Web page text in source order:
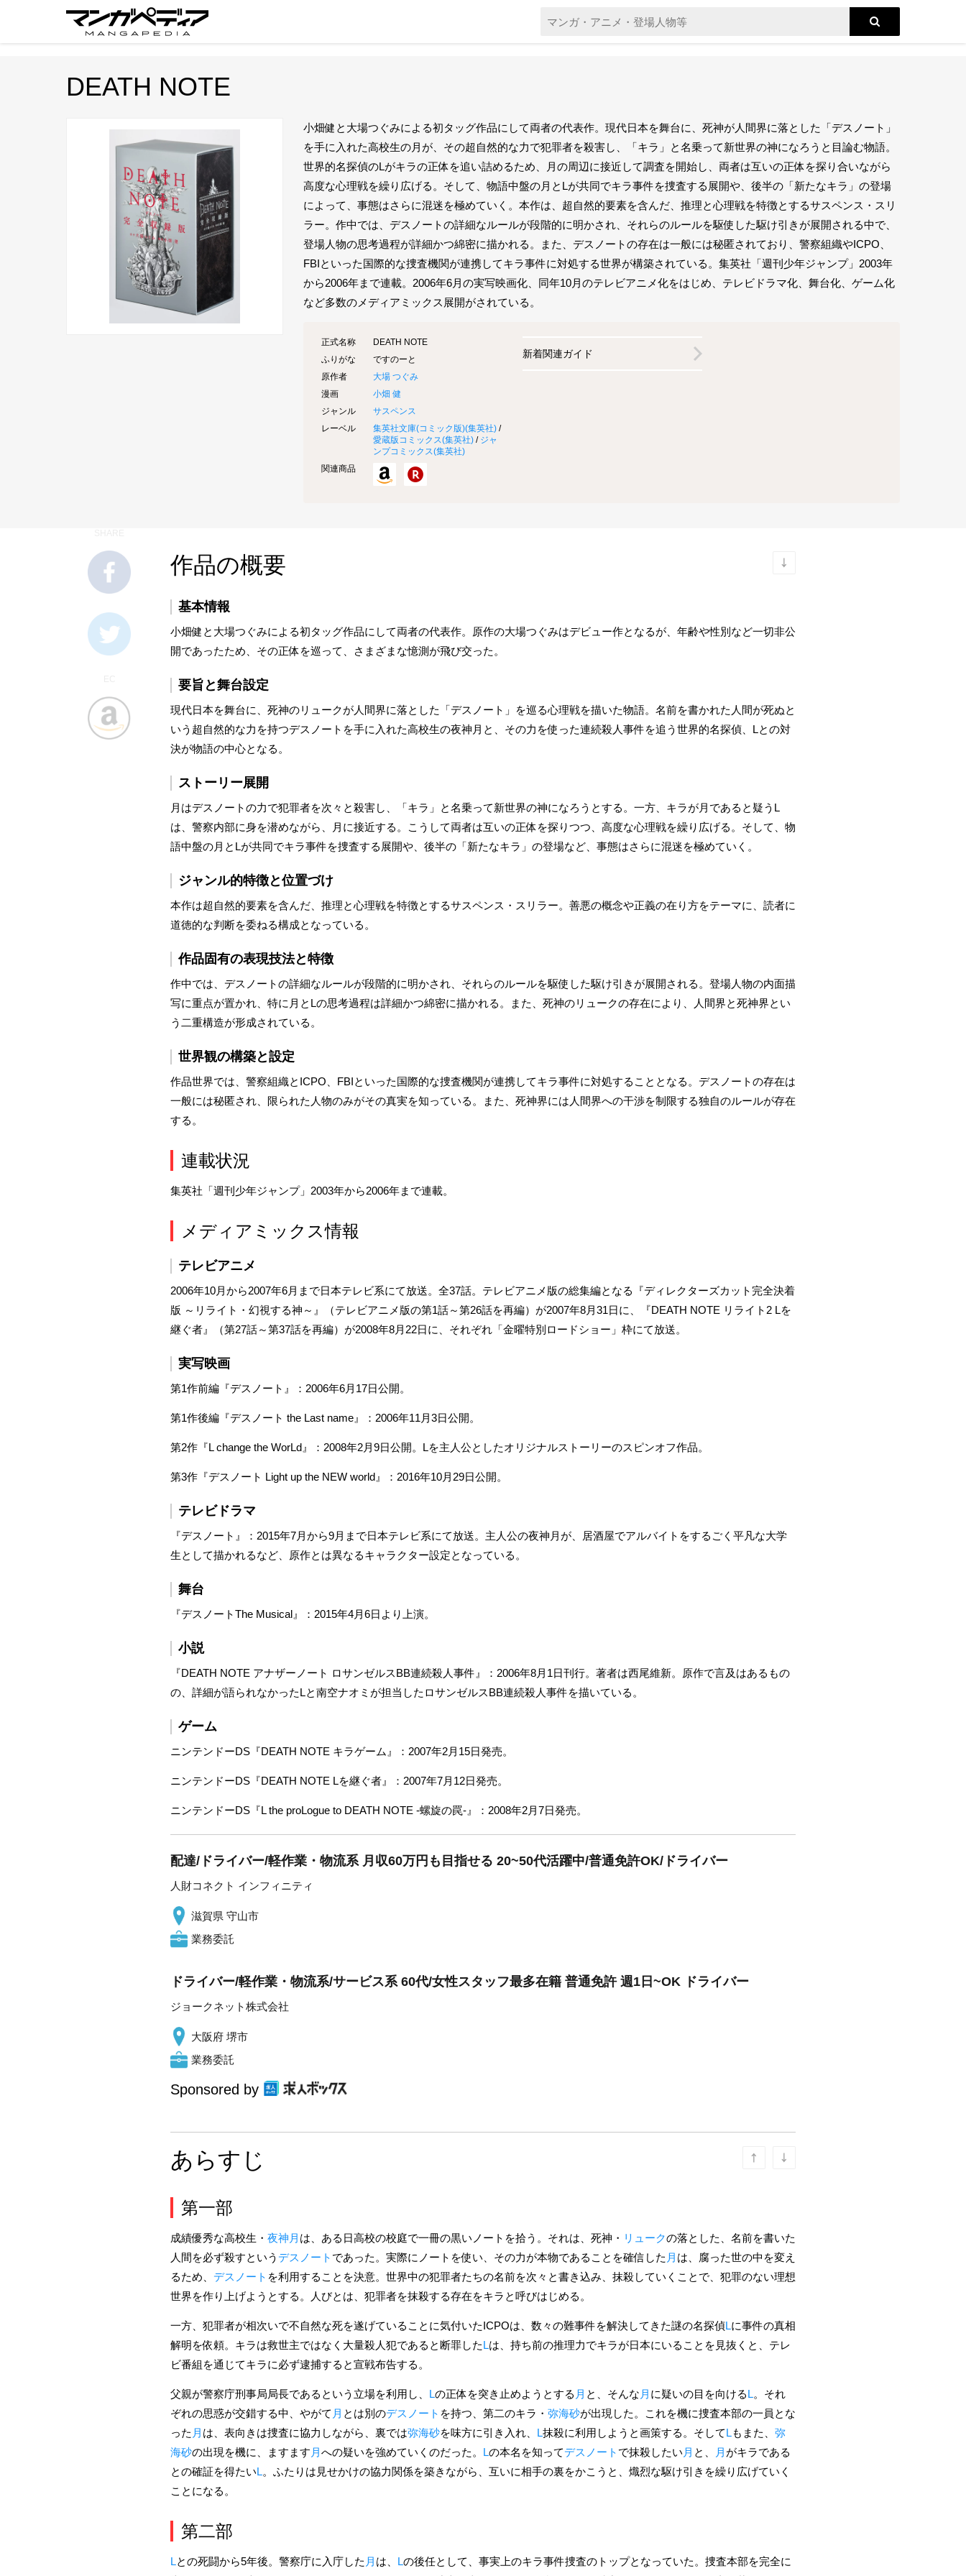
DEATH NOTE
小畑健と大場つぐみによる初タッグ作品にして両者の代表作。現代日本を舞台に、死神が人間界に落とした「デスノート」
を手に入れた高校生の月が、その超自然的な力で犯罪者を殺害し、「キラ」と名乗って新世界の神になろうと目論む物語。
世界的名探偵のLがキラの正体を追い詰めるため、月の周辺に接近して調査を開始し、両者は互いの正体を探り合いながら
高度な心理戦を繰り広げる。そして、物語中盤の月とLが共同でキラ事件を捜査する展開や、後半の「新たなキラ」の登場
によって、事態はさらに混迷を極めていく。本作は、超自然的要素を含んだ、推理と心理戦を特徴とするサスペンス・スリ
ラー。作中では、デスノートの詳細なルールが段階的に明かされ、それらのルールを駆使した駆け引きが展開される中で、
登場人物の思考過程が詳細かつ綿密に描かれる。また、デスノートの存在は一般には秘匿されており、警察組織やICPO、
FBIといった国際的な捜査機関が連携してキラ事件に対処する世界が構築されている。集英社「週刊少年ジャンプ」2003年
から2006年まで連載。2006年6月の実写映画化、同年10月のテレビアニメ化をはじめ、テレビドラマ化、舞台化、ゲーム化
など多数のメディアミックス展開がされている。
正式名称
DEATH NOTE
ふりがな
ですのーと
原作者
大場 つぐみ
漫画
小畑 健
ジャンル
サスペンス
レーベル
集英社文庫(コミック版)(集英社) /
愛蔵版コミックス(集英社) / ジャ
ンプコミックス(集英社)
関連商品
新着関連ガイド
作品の概要
基本情報
小畑健と大場つぐみによる初タッグ作品にして両者の代表作。原作の大場つぐみはデビュー作となるが、年齢や性別など一切非公
開であったため、その正体を巡って、さまざまな憶測が飛び交った。
要旨と舞台設定
現代日本を舞台に、死神のリュークが人間界に落とした「デスノート」を巡る心理戦を描いた物語。名前を書かれた人間が死ぬと
いう超自然的な力を持つデスノートを手に入れた高校生の夜神月と、その力を使った連続殺人事件を追う世界的名探偵、Lとの対
決が物語の中心となる。
ストーリー展開
月はデスノートの力で犯罪者を次々と殺害し、「キラ」と名乗って新世界の神になろうとする。一方、キラが月であると疑うL
は、警察内部に身を潜めながら、月に接近する。こうして両者は互いの正体を探りつつ、高度な心理戦を繰り広げる。そして、物
語中盤の月とLが共同でキラ事件を捜査する展開や、後半の「新たなキラ」の登場など、事態はさらに混迷を極めていく。
ジャンル的特徴と位置づけ
本作は超自然的要素を含んだ、推理と心理戦を特徴とするサスペンス・スリラー。善悪の概念や正義の在り方をテーマに、読者に
道徳的な判断を委ねる構成となっている。
作品固有の表現技法と特徴
作中では、デスノートの詳細なルールが段階的に明かされ、それらのルールを駆使した駆け引きが展開される。登場人物の内面描
写に重点が置かれ、特に月とLの思考過程は詳細かつ綿密に描かれる。また、死神のリュークの存在により、人間界と死神界とい
う二重構造が形成されている。
世界観の構築と設定
作品世界では、警察組織とICPO、FBIといった国際的な捜査機関が連携してキラ事件に対処することとなる。デスノートの存在は
一般には秘匿され、限られた人物のみがその真実を知っている。また、死神界には人間界への干渉を制限する独自のルールが存在
する。
連載状況
集英社「週刊少年ジャンプ」2003年から2006年まで連載。
メディアミックス情報
テレビアニメ
2006年10月から2007年6月まで日本テレビ系にて放送。全37話。テレビアニメ版の総集編となる『ディレクターズカット完全決着
版 ～リライト・幻視する神～』（テレビアニメ版の第1話～第26話を再編）が2007年8月31日に、『DEATH NOTE リライト2 Lを
継ぐ者』（第27話～第37話を再編）が2008年8月22日に、それぞれ「金曜特別ロードショー」枠にて放送。
実写映画
第1作前編『デスノート』：2006年6月17日公開。
第1作後編『デスノート the Last name』：2006年11月3日公開。
第2作『L change the WorLd』：2008年2月9日公開。Lを主人公としたオリジナルストーリーのスピンオフ作品。
第3作『デスノート Light up the NEW world』：2016年10月29日公開。
テレビドラマ
『デスノート』：2015年7月から9月まで日本テレビ系にて放送。主人公の夜神月が、居酒屋でアルバイトをするごく平凡な大学
生として描かれるなど、原作とは異なるキャラクター設定となっている。
舞台
『デスノートThe Musical』：2015年4月6日より上演。
小説
『DEATH NOTE アナザーノート ロサンゼルスBB連続殺人事件』：2006年8月1日刊行。著者は西尾維新。原作で言及はあるもの
の、詳細が語られなかったLと南空ナオミが担当したロサンゼルスBB連続殺人事件を描いている。
ゲーム
ニンテンドーDS『DEATH NOTE キラゲーム』：2007年2月15日発売。
ニンテンドーDS『DEATH NOTE Lを継ぐ者』：2007年7月12日発売。
ニンテンドーDS『L the proLogue to DEATH NOTE -螺旋の罠-』：2008年2月7日発売。
配達/ドライバー/軽作業・物流系 月収60万円も目指せる 20~50代活躍中/普通免許OK/ドライバー
人財コネクト インフィニティ
滋賀県 守山市
業務委託
ドライバー/軽作業・物流系/サービス系 60代/女性スタッフ最多在籍 普通免許 週1日~OK ドライバー
ジョークネット株式会社
大阪府 堺市
業務委託
Sponsored by
あらすじ
第一部
成績優秀な高校生・ 夜神月 は、ある日高校の校庭で一冊の黒いノートを拾う。それは、死神・ リュークの落とした、名前を書いた
人間を必ず殺すという デスノート であった。実際にノートを使い、その力が本物であることを確信した 月 は、腐った世の中を変え
るため、 デスノート を利用することを決意。世界中の犯罪者たちの名前を次々と書き込み、抹殺していくことで、犯罪のない理想
世界を作り上げようとする。人びとは、犯罪者を抹殺する存在をキラと呼びはじめる。
一方、犯罪者が相次いで不自然な死を遂げていることに気付いたICPOは、数々の難事件を解決してきた謎の名探偵Lに事件の真相
解明を依頼。キラは救世主ではなく大量殺人犯であると断罪したLは、持ち前の推理力でキラが日本にいることを見抜くと、テレ
ビ番組を通じてキラに必ず逮捕すると宣戦布告する。
父親が警察庁刑事局局長であるという立場を利用し、 Lの正体を突き止めようとする 月 と、そんな 月 に疑いの目を向けるL。それ
ぞれの思惑が交錯する中、やがて 月 とは別のデスノート を持つ、第二のキラ・ 弥海砂が出現した。これを機に捜査本部の一員とな
った 月 は、表向きは捜査に協力しながら、裏では弥海砂を味方に引き入れ、 L抹殺に利用しようと画策する。そしてLもまた、 弥
海砂の出現を機に、ますます 月への疑いを強めていくのだった。 Lの本名を知ってデスノート で抹殺したい 月 と、 月 がキラである
との確証を得たいL。ふたりは見せかけの協力関係を築きながら、互いに相手の裏をかこうと、熾烈な駆け引きを繰り広げていく
ことになる。
第二部
Lとの死闘から5年後。警察庁に入庁した 月 は、 Lの後任として、事実上のキラ事件捜査のトップとなっていた。捜査本部を完全に